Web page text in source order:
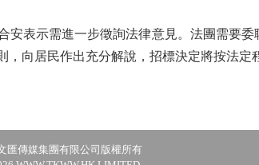
表示需進一步徵詢法律意見。法團需要委
向居民作出充分解說，招標決定將按法定
匯傳媒集團有限公司版權所有